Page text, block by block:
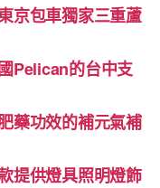
京包車獨家三重蘆
Pelican的台中支
藥功效的補元氣補
提供燈具照明燈飾